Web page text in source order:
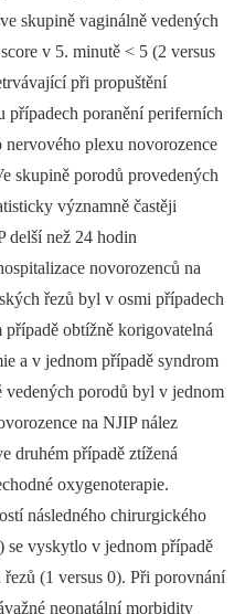
skupině vaginálně vedených
v 5. minutě < 5 (2 versus
při propuštění
případech poranění periferních
plexu novorozence
skupině porodů provedených
významně častěji
delší než 24 hodin
novorozenců na
řezů byl v osmi případech
obtížně korigovatelná
a v jednom případě syndrom
porodů byl v jednom
na NJIP nález
druhém případě ztížená
oxygenoterapie.
následného chirurgického
se vyskytlo v jednom případě
(1 versus 0). Při porovnání
neonatální morbidity